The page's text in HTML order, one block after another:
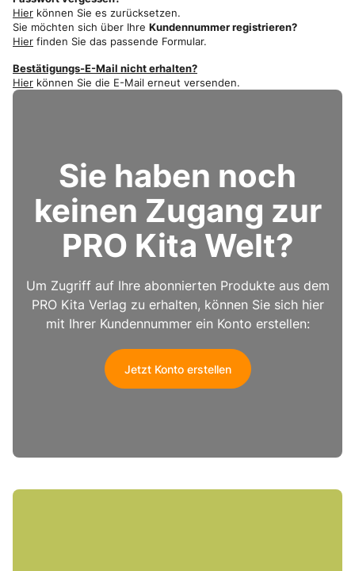
Hier können Sie es zurücksetzen.
Sie möchten sich über Ihre Kundennummer registrieren?
Hier finden Sie das passende Formular.
Bestätigungs-E-Mail nicht erhalten?
Hier können Sie die E-Mail erneut versenden.
Sie haben noch
keinen Zugang zur
PRO Kita Welt?
Um Zugriff auf Ihre abonnierten Produkte aus dem
PRO Kita Verlag zu erhalten, können Sie sich hier
mit Ihrer Kundennummer ein Konto erstellen:
Jetzt Konto erstellen